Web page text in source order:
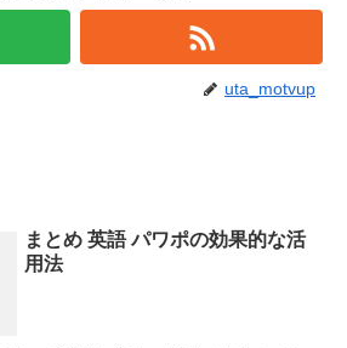
uta_motvup
まとめ 英語 パワポの効果的な活
用法